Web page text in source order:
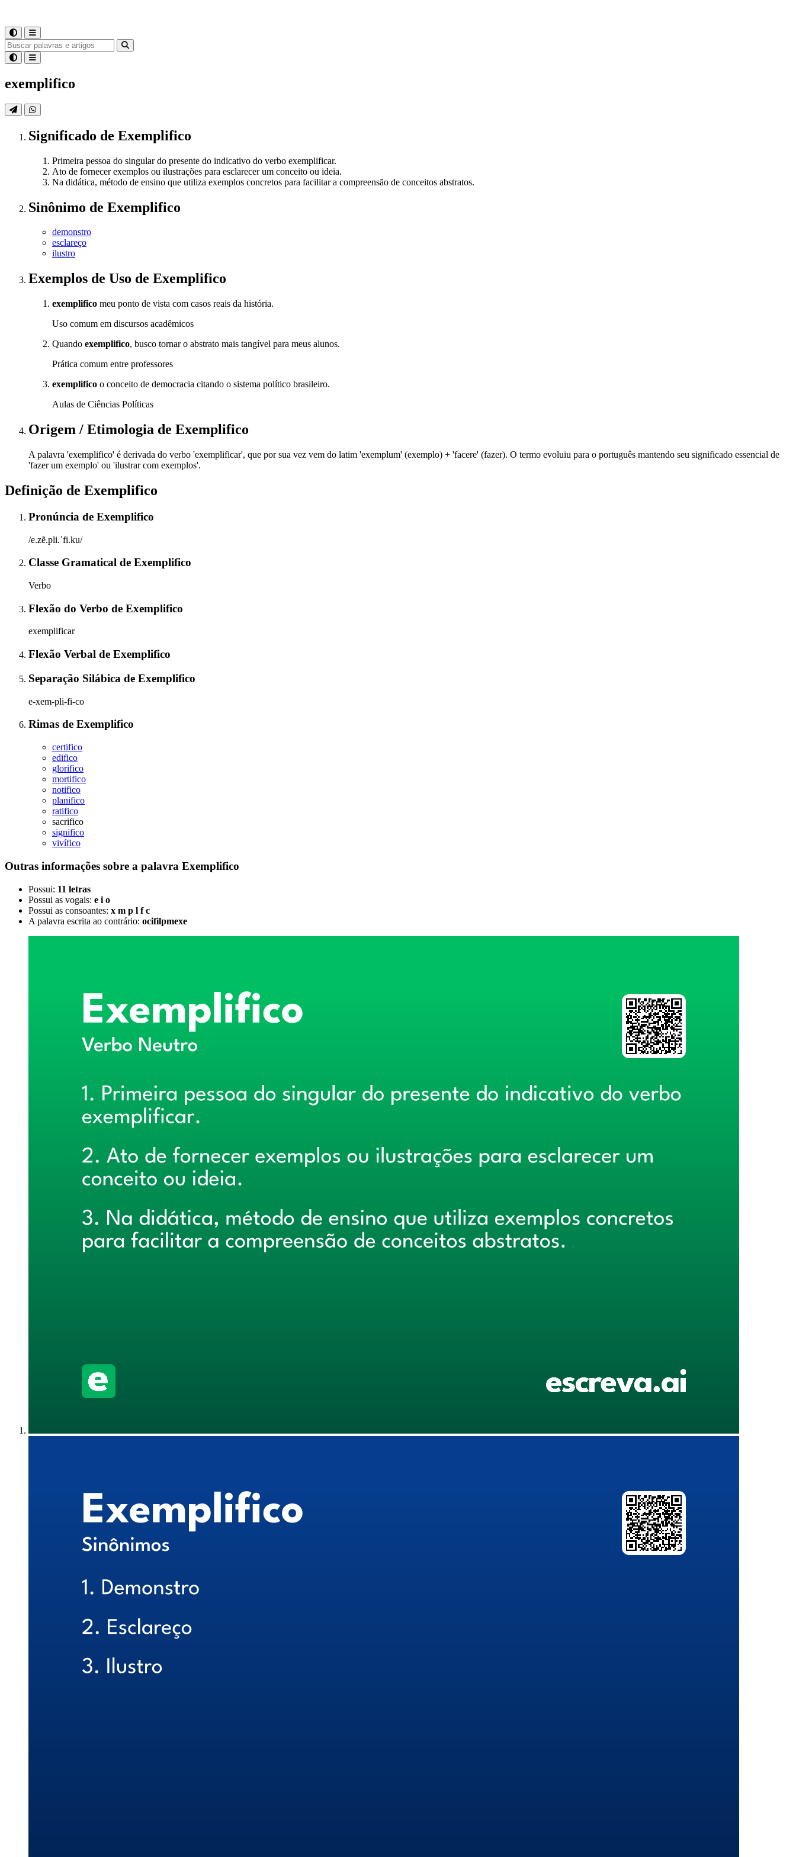
exemplifico
Significado de Exemplifico
Primeira pessoa do singular do presente do indicativo do verbo exemplificar.
Ato de fornecer exemplos ou ilustrações para esclarecer um conceito ou ideia.
Na didática, método de ensino que utiliza exemplos concretos para facilitar a compreensão de conceitos abstratos.
Sinônimo de Exemplifico
demonstro
esclareço
ilustro
Exemplos de Uso de Exemplifico
exemplifico meu ponto de vista com casos reais da história.
Uso comum em discursos acadêmicos
Quando exemplifico, busco tornar o abstrato mais tangível para meus alunos.
Prática comum entre professores
exemplifico o conceito de democracia citando o sistema político brasileiro.
Aulas de Ciências Políticas
Origem / Etimologia de Exemplifico
A palavra 'exemplifico' é derivada do verbo 'exemplificar', que por sua vez vem do latim 'exemplum' (exemplo) + 'facere' (fazer). O termo evoluiu para o português mantendo seu significado essencial de
'fazer um exemplo' ou 'ilustrar com exemplos'.
Definição de Exemplifico
Pronúncia de Exemplifico
/e.zẽ.pli.ˈfi.ku/
Classe Gramatical de Exemplifico
Verbo
Flexão do Verbo de Exemplifico
exemplificar
Flexão Verbal de Exemplifico
Separação Silábica de Exemplifico
e-xem-pli-fi-co
Rimas de Exemplifico
certifico
edifico
glorifico
mortifico
notifico
planifico
ratifico
sacrifico
significo
vivífico
Outras informações sobre a palavra Exemplifico
Possui: 11 letras
Possui as vogais: e i o
Possui as consoantes: x m p l f c
A palavra escrita ao contrário: ocifilpmexe